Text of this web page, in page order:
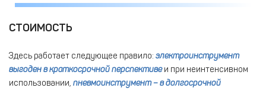
СТОИМОСТЬ
Здесь работает следующее правило: электроинструмент
выгоден в краткосрочной перспективеи при неинтенсивном
использовании, пневмоинструмент – в долгосрочной